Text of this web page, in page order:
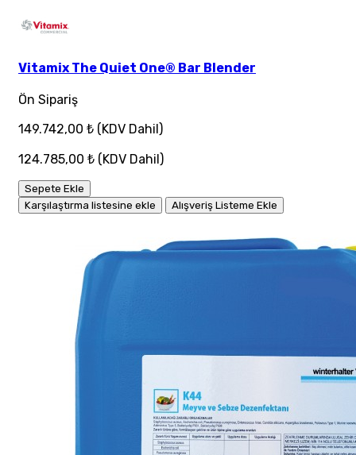
Vitamix The Quiet One® Bar Blender
Ön Sipariş
149.742,00 ₺ (KDV Dahil)
124.785,00 ₺ (KDV Dahil)
Sepete Ekle
Karşılaştırma listesine ekle
Alışveriş Listeme Ekle